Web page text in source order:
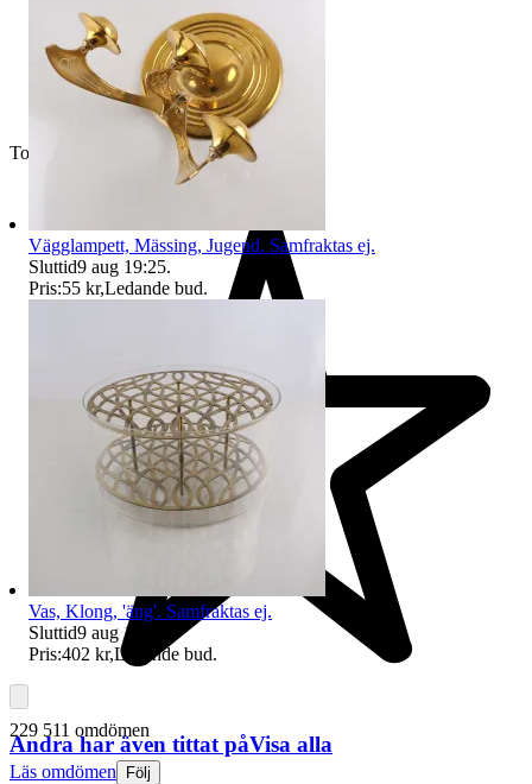
Toppsäljare
229 511 omdömen
Läs omdömen Följ
Vägglampett, Mässing, Jugend. Samfraktas ej.
Sluttid9 aug 19:25.
Pris:55 kr,Ledande bud.
Vas, Klong, 'äng'. Samfraktas ej.
Sluttid9 aug 19:09
Pris:402 kr,Ledande bud.
Andra har även tittat påVisa alla